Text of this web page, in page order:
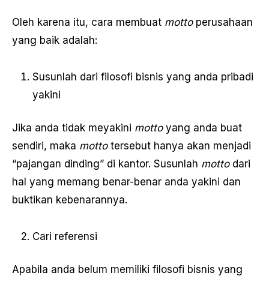
Oleh karena itu, cara membuat motto perusahaan
yang baik adalah:
Susunlah dari filosofi bisnis yang anda pribadi
yakini
Jika anda tidak meyakini motto yang anda buat
sendiri, maka motto tersebut hanya akan menjadi
“pajangan dinding” di kantor. Susunlah motto dari
hal yang memang benar-benar anda yakini dan
buktikan kebenarannya.
Cari referensi
Apabila anda belum memiliki filosofi bisnis yang